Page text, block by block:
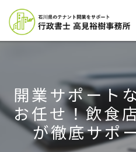
開業サポート
お任せ！飲食
が徹底サポ